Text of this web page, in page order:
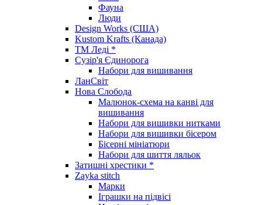
Фауна
Люди
Design Works (США)
Kustom Krafts (Канада)
ТМ Леді *
Сузір'я Єдинорога
Набори для вишивання
ЛанСвіт
Нова Слобода
Малюнок-схема на канві для
вишивання
Набори для вишивки нитками
Набори для вишивки бісером
Бісерні мініатюри
Набори для шиття ляльок
Затишні хрестики *
Zayka stitch
Марки
Іграшки на підвісі